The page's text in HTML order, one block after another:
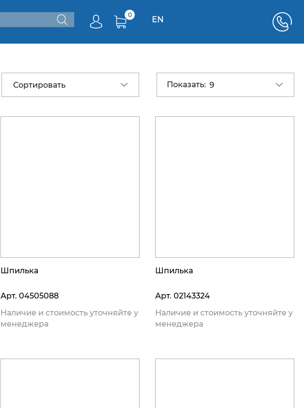
0
EN
Сортировать Показать: 9
Шпилька
Арт. 04505088
Наличие и стоимость уточняйте у
менеджера
Шпилька
Арт. 02143324
Наличие и стоимость уточняйте у
менеджера